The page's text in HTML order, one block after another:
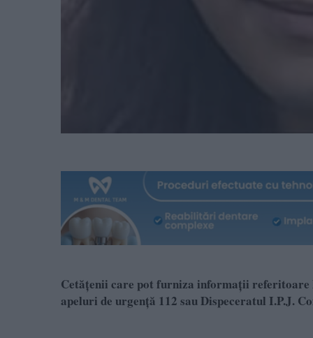
Cetățenii care pot furniza informații referitoare
apeluri de urgență 112 sau Dispeceratul I.P.J.